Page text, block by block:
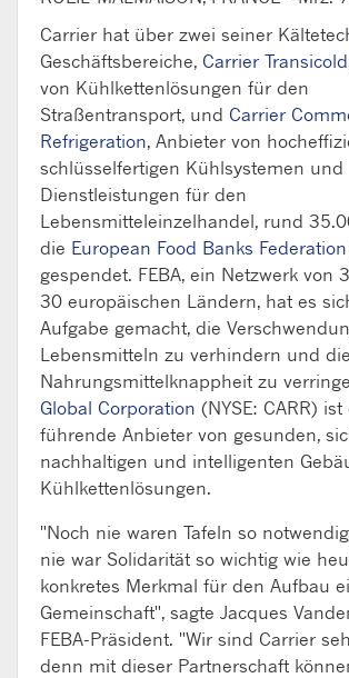
Carrier hat über zwei seiner
Geschäftsbereiche, Carrier Transicold
von Kühlkettenlösungen für den
Straßentransport, und Carrier
Refrigeration, Anbieter von
schlüsselfertigen Kühlsystemen und
Dienstleistungen für den
Lebensmitteleinzelhandel, rund
die European Food Banks Federation
gespendet. FEBA, ein Netzwerk von
30 europäischen Ländern, hat es
Aufgabe gemacht, die
Lebensmitteln zu verhindern und die
Nahrungsmittelknappheit zu
Global Corporation (NYSE: CARR)
führende Anbieter von gesunden,
nachhaltigen und intelligenten
Kühlkettenlösungen.
"Noch nie waren Tafeln so
nie war Solidarität so wichtig wie
konkretes Merkmal für den Aufbau
Gemeinschaft", sagte Jacques
FEBA-Präsident. "Wir sind Carrier
denn mit dieser Partnerschaft